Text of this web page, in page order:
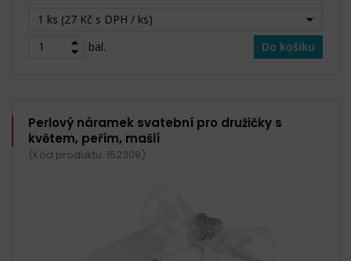
1 ks (27 Kč s DPH / ks)
bal.
Do košíku
Perlový náramek svatební pro družičky s
květem, peřím, mašlí
(Kód produktu: 152309)